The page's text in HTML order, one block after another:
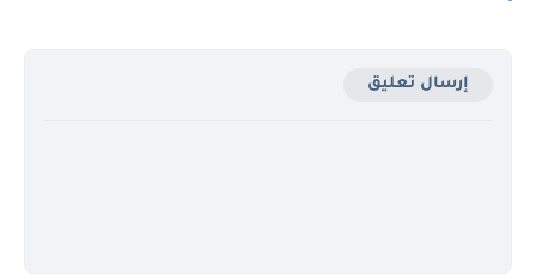
إرسال تعليق